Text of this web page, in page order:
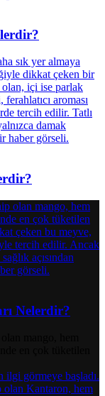
Nelerdir?